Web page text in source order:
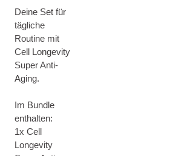
Deine Set für
tägliche
Routine mit
Cell Longevity
Super Anti-
Aging.
Im Bundle
enthalten:
1x Cell
Longevity